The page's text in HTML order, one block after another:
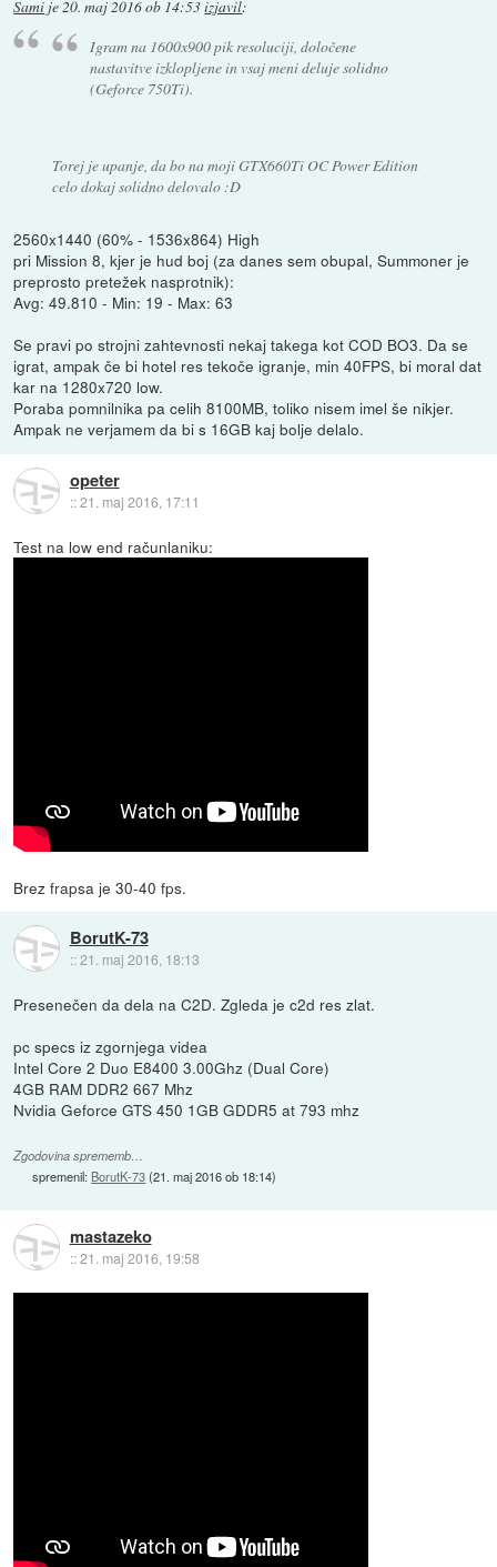
Sami je20. maj 2016 ob 14:53izjavil:
Igram na 1600x900 pik resoluciji, določene
nastavitve izklopljene in vsaj meni deluje solidno
(Geforce 750Ti).
Torej je upanje, da bo na moji GTX660Ti OC Power Edition
celo dokaj solidno delovalo :D
2560x1440 (60% - 1536x864) High
pri Mission 8, kjer je hud boj (za danes sem obupal, Summoner je
preprosto pretežek nasprotnik):
Avg: 49.810 - Min: 19 - Max: 63
Se pravi po strojni zahtevnosti nekaj takega kot COD BO3. Da se
igrat, ampak če bi hotel res tekoče igranje, min 40FPS, bi moral dat
kar na 1280x720 low.
Poraba pomnilnika pa celih 8100MB, toliko nisem imel še nikjer.
Ampak ne verjamem da bi s 16GB kaj bolje delalo.
opeter
::21. maj 2016, 17:11
Test na low end računlaniku:
Brez frapsa je 30-40 fps.
BorutK-73
::21. maj 2016, 18:13
Presenečen da dela na C2D. Zgleda je c2d res zlat.
pc specs iz zgornjega videa
Intel Core 2 Duo E8400 3.00Ghz (Dual Core)
4GB RAM DDR2 667 Mhz
Nvidia Geforce GTS 450 1GB GDDR5 at 793 mhz
Zgodovina sprememb…
spremenil: BorutK-73(21. maj 2016 ob 18:14)
mastazeko
::21. maj 2016, 19:58